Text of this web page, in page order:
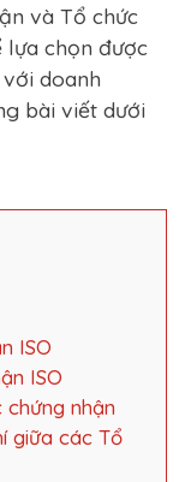
và Tổ chức
chọn được
doanh
bài viết dưới
ISO
ISO
chứng nhận
giữa các Tổ